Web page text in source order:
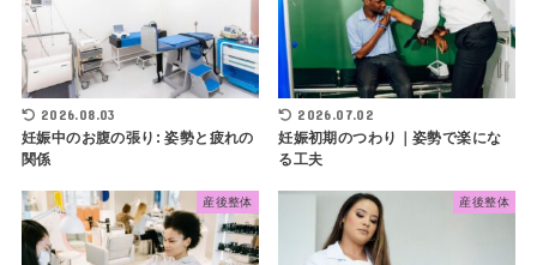
2026.08.03
妊娠中のお腹の張り: 姿勢と疲れの
関係
2026.07.02
妊娠初期のつわり｜姿勢で楽にな
る工夫
産後整体 産後整体